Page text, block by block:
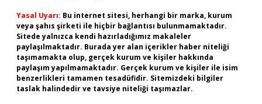
Yasal Uyarı: Bu internet sitesi, herhangi bir marka, kurum
veya şahıs şirketi ile hiçbir bağlantısı bulunmamaktadır.
Sitede yalnızca kendi hazırladığımız makaleler
paylaşılmaktadır. Burada yer alan içerikler haber niteliği
taşımamakta olup, gerçek kurum ve kişiler hakkında
paylaşım yapılmamaktadır. Gerçek kurum ve kişiler ile isim
benzerlikleri tamamen tesadüfidir. Sitemizdeki bilgiler
taslak halindedir ve tavsiye niteliği taşımazlar.